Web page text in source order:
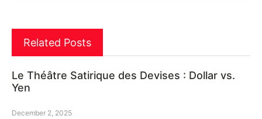
Related Posts
Le Théâtre Satirique des Devises : Dollar vs.
Yen
December 2, 2025